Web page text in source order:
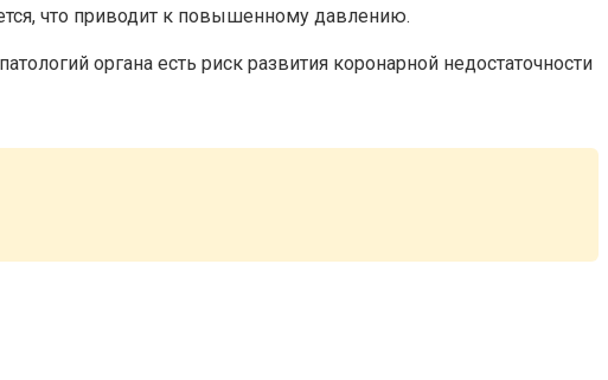
что приводит к повышенному давлению.
органа есть риск развития коронарной недостаточности